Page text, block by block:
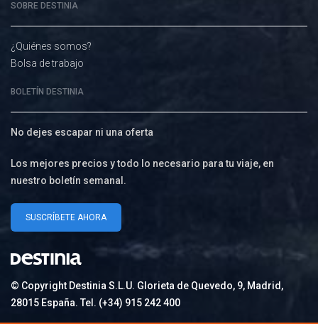
SOBRE DESTINIA
¿Quiénes somos?
Bolsa de trabajo
BOLETÍN DESTINIA
No dejes escapar ni una oferta
Los mejores precios y todo lo necesario para tu viaje, en
nuestro boletín semanal.
SUSCRÍBETE AHORA
© Copyright Destinia S.L.U. Glorieta de Quevedo, 9, Madrid,
28015 España. Tel. (+34) 915 242 400